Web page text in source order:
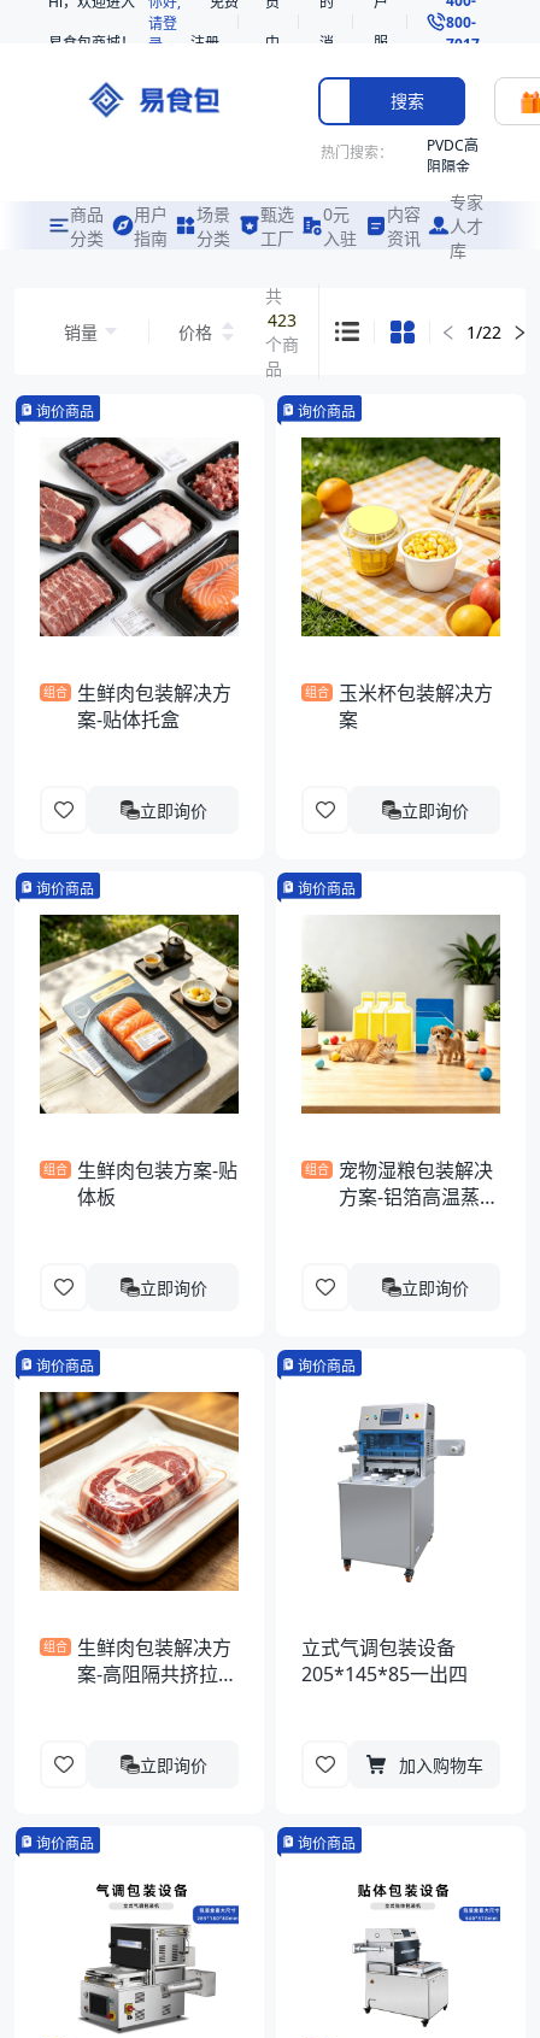
易食包商城！
请登
录
注册
中
消
息
服
务
800-
7017
搜索
热门搜索：
PVDC高
阻隔金
共挤热
收缩袋
非阻隔
共挤热
烤箱袋
SE53
热收缩
袋
拉伸膜
商品
分类
用户
指南
场景
分类
甄选
工厂
0元
入驻
内容
资讯
专家
人才
库
销量 价格
共
423
个商
品
1/22
询价商品
组合 生鲜肉包装解决方
案-贴体托盒
立即询价
询价商品
组合 玉米杯包装解决方
案
立即询价
询价商品
组合 生鲜肉包装方案-贴
体板
立即询价
询价商品
组合 宠物湿粮包装解决
方案-铝箔高温蒸煮
立即询价
询价商品
组合 生鲜肉包装解决方
案-高阻隔共挤拉伸
立即询价
询价商品
立式气调包装设备
205*145*85一出四
加入购物车
询价商品 询价商品